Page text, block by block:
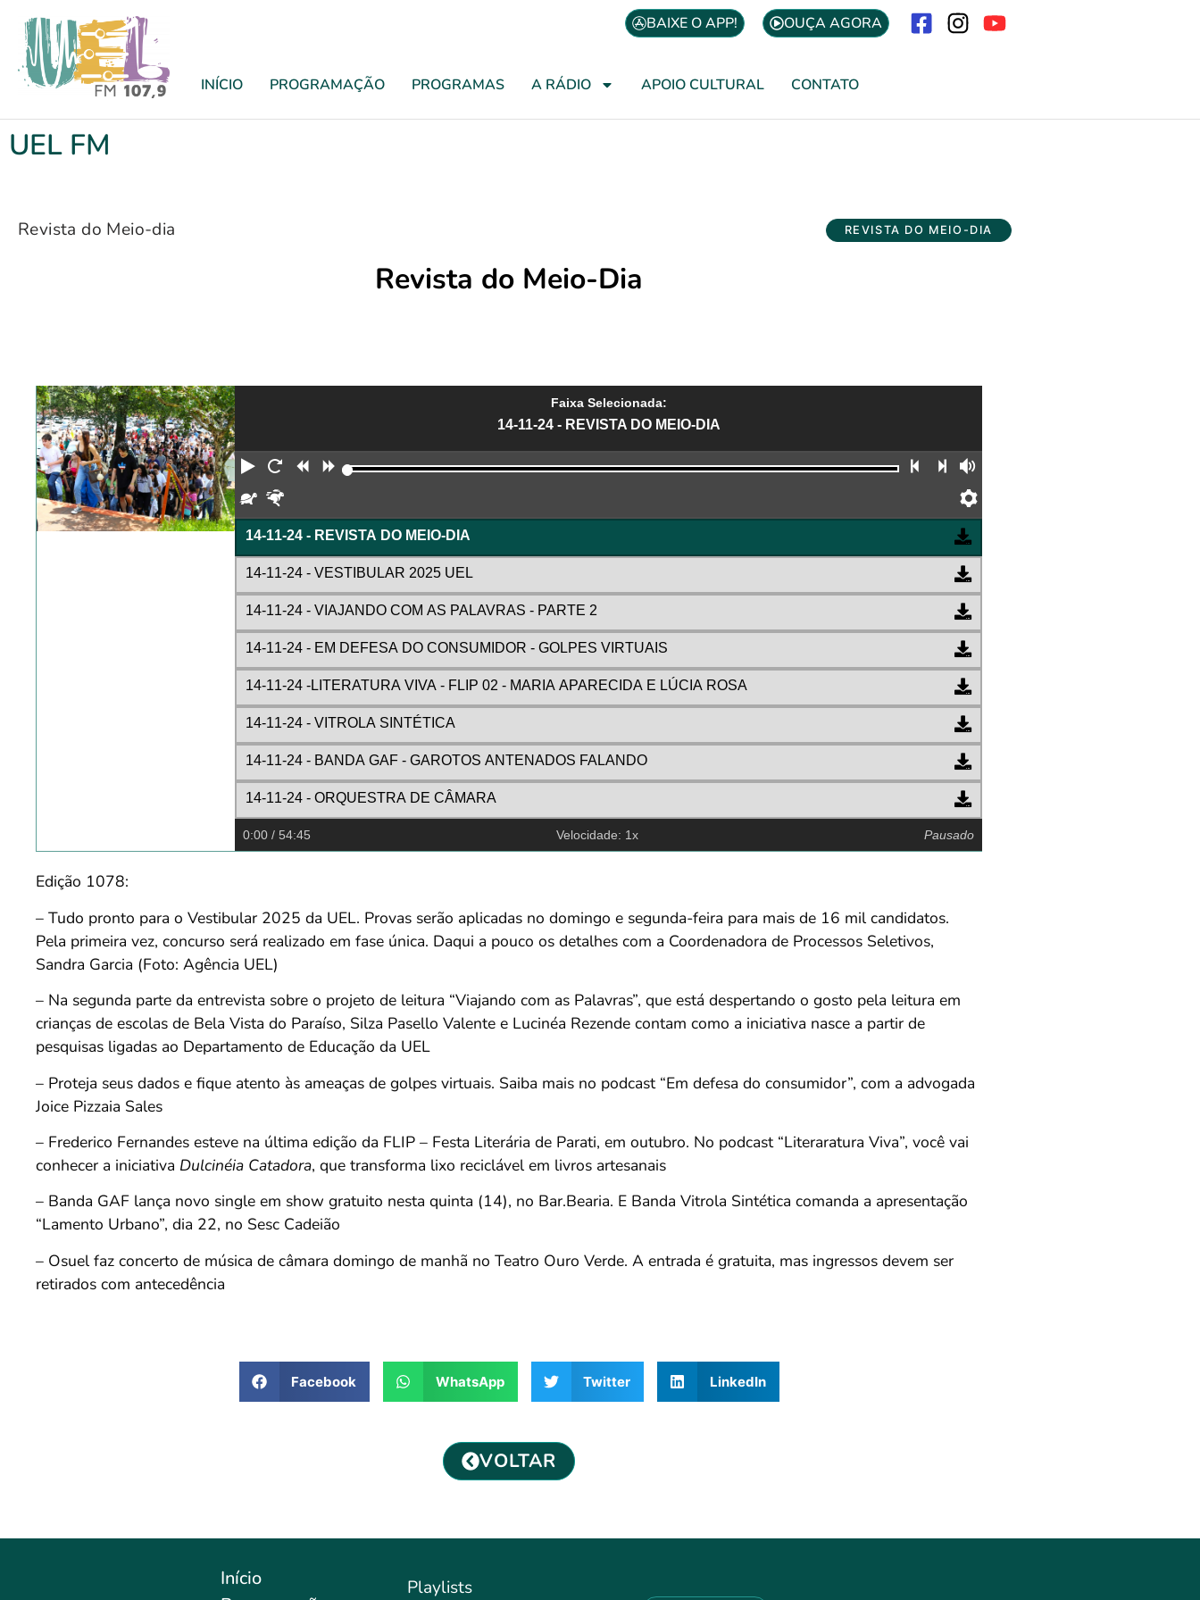
BAIXE O APP! OUÇA AGORA
INÍCIO PROGRAMAÇÃO PROGRAMAS A RÁDIO APOIO CULTURAL CONTATO
UEL FM
Revista do Meio-dia REVISTA DO MEIO-DIA
Revista do Meio-Dia
Faixa Selecionada:
14-11-24 - REVISTA DO MEIO-DIA
Reproduzir
Reiniciar
Retroceder
Avançar Faixa anterior
Próxima faixa
Devagar
Preferências
14-11-24 - REVISTA DO MEIO-DIA
14-11-24 - VESTIBULAR 2025 UEL
14-11-24 - VIAJANDO COM AS PALAVRAS - PARTE 2
14-11-24 - EM DEFESA DO CONSUMIDOR - GOLPES VIRTUAIS
14-11-24 -LITERATURA VIVA - FLIP 02 - MARIA APARECIDA E LÚCIA ROSA
14-11-24 - VITROLA SINTÉTICA
14-11-24 - BANDA GAF - GAROTOS ANTENADOS FALANDO
14-11-24 - ORQUESTRA DE CÂMARA
0:00 / 54:45 Velocidade: 1x Pausado
Edição 1078:
– Tudo pronto para o Vestibular 2025 da UEL. Provas serão aplicadas no domingo e segunda-feira para mais de 16 mil candidatos.
Pela primeira vez, concurso será realizado em fase única. Daqui a pouco os detalhes com a Coordenadora de Processos Seletivos,
Sandra Garcia (Foto: Agência UEL)
– Na segunda parte da entrevista sobre o projeto de leitura “Viajando com as Palavras”, que está despertando o gosto pela leitura em
crianças de escolas de Bela Vista do Paraíso, Silza Pasello Valente e Lucinéa Rezende contam como a iniciativa nasce a partir de
pesquisas ligadas ao Departamento de Educação da UEL
– Proteja seus dados e fique atento às ameaças de golpes virtuais. Saiba mais no podcast “Em defesa do consumidor”, com a advogada
Joice Pizzaia Sales
– Frederico Fernandes esteve na última edição da FLIP – Festa Literária de Parati, em outubro. No podcast “Literaratura Viva”, você vai
conhecer a iniciativa Dulcinéia Catadora, que transforma lixo reciclável em livros artesanais
– Banda GAF lança novo single em show gratuito nesta quinta (14), no Bar.Bearia. E Banda Vitrola Sintética comanda a apresentação
“Lamento Urbano”, dia 22, no Sesc Cadeião
– Osuel faz concerto de música de câmara domingo de manhã no Teatro Ouro Verde. A entrada é gratuita, mas ingressos devem ser
retirados com antecedência
Facebook WhatsApp Twitter LinkedIn
VOLTAR
Início
Playlists